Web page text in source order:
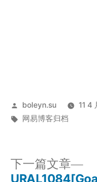
发
布
boleyn.su 11 4
标
网易博客归档
下一篇文章
下
一